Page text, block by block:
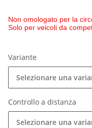
Non omologato per la
Solo per veicoli da
Variante
Selezionare una
Controllo a distanza
Selezionare una